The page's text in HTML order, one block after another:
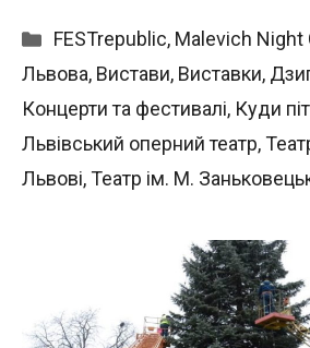
Категорії
FESTrepublic, Malevich Night
Львова, Вистави, Виставки,
Концерти та фестивалі, Куди
Львівський оперний театр,
Львові,Театр ім. М.